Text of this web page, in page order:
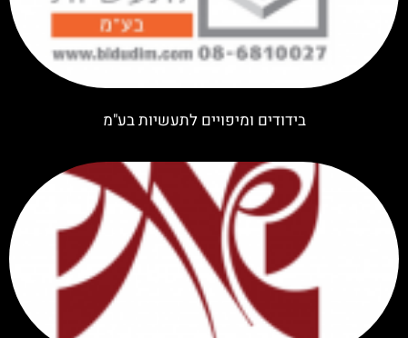
בידודים ומיפויים לתעשיות בע"מ